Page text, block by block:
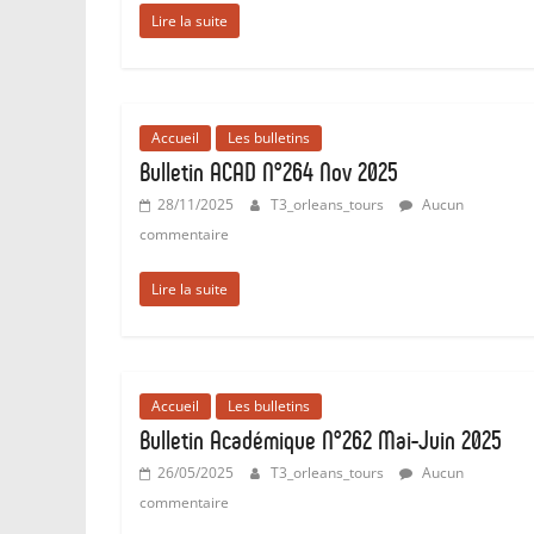
qui
enseignant-
d’EPS
de
l’enseignement
public
de
sport.
Lire la suite
Accueil Les bulletins
Bulletin ACAD N°264 Nov 2025
28/11/2025 T3_orleans_tours
Aucun
commentaire
Lire la suite
Accueil Les bulletins
Bulletin Académique N°262 Mai-Juin 2025
26/05/2025 T3_orleans_tours
Aucun
commentaire